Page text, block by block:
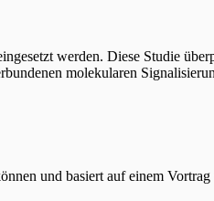
werden. Diese Studie
molekularen
und basiert auf einem